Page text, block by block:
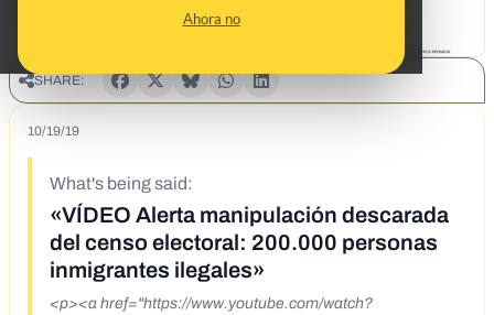
Ahora no
SHARE:
10/19/19
What's being said:
«VÍDEO Alerta manipulación descarada
del censo electoral: 200.000 personas
inmigrantes ilegales»
<p><a href="https://www.youtube.com/watch?